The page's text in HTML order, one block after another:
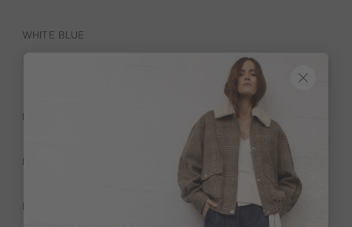
WHITE BLUE
BESCHREIBUNG
MATERIAL & PFLEGE
HERSTELLERANGABEN